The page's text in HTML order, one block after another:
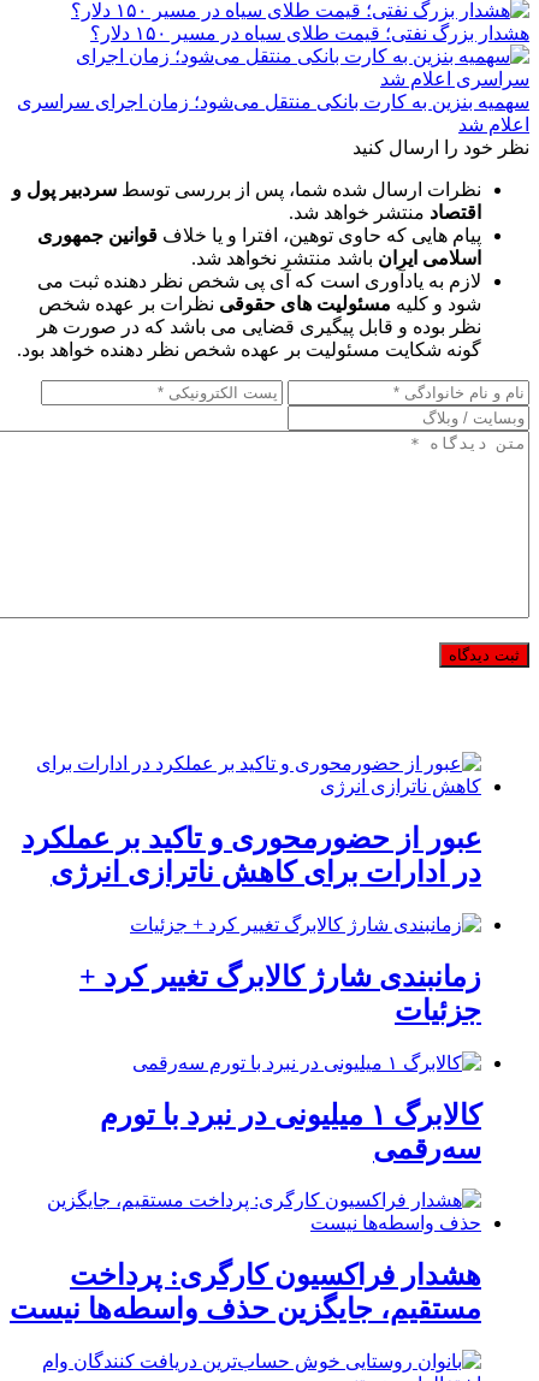
هشدار بزرگ نفتی؛ قیمت طلای سیاه در مسیر ۱۵۰ دلار؟
سهمیه بنزین به کارت بانکی منتقل می‌شود؛ زمان اجرای سراسری
اعلام شد
نظر خود را ارسال کنید
نظرات ارسال شده شما، پس از بررسی توسط سردبیر پول و
اقتصاد منتشر خواهد شد.
پیام هایی که حاوی توهین، افترا و یا خلاف قوانین جمهوری
اسلامی ایران باشد منتشر نخواهد شد.
لازم به یادآوری است که آی پی شخص نظر دهنده ثبت می
شود و کلیه مسئولیت های حقوقی نظرات بر عهده شخص
نظر بوده و قابل پیگیری قضایی می باشد که در صورت هر
گونه شکایت مسئولیت بر عهده شخص نظر دهنده خواهد بود.
عبور از حضورمحوری و تاکید بر عملکرد
در ادارات برای کاهش ناترازی انرژی
زمانبندی شارژ کالابرگ تغییر کرد +
جزئیات
کالابرگ ۱ میلیونی در نبرد با تورم
سه‌رقمی
هشدار فراکسیون کارگری: پرداخت
مستقیم، جایگزین حذف واسطه‌ها نیست